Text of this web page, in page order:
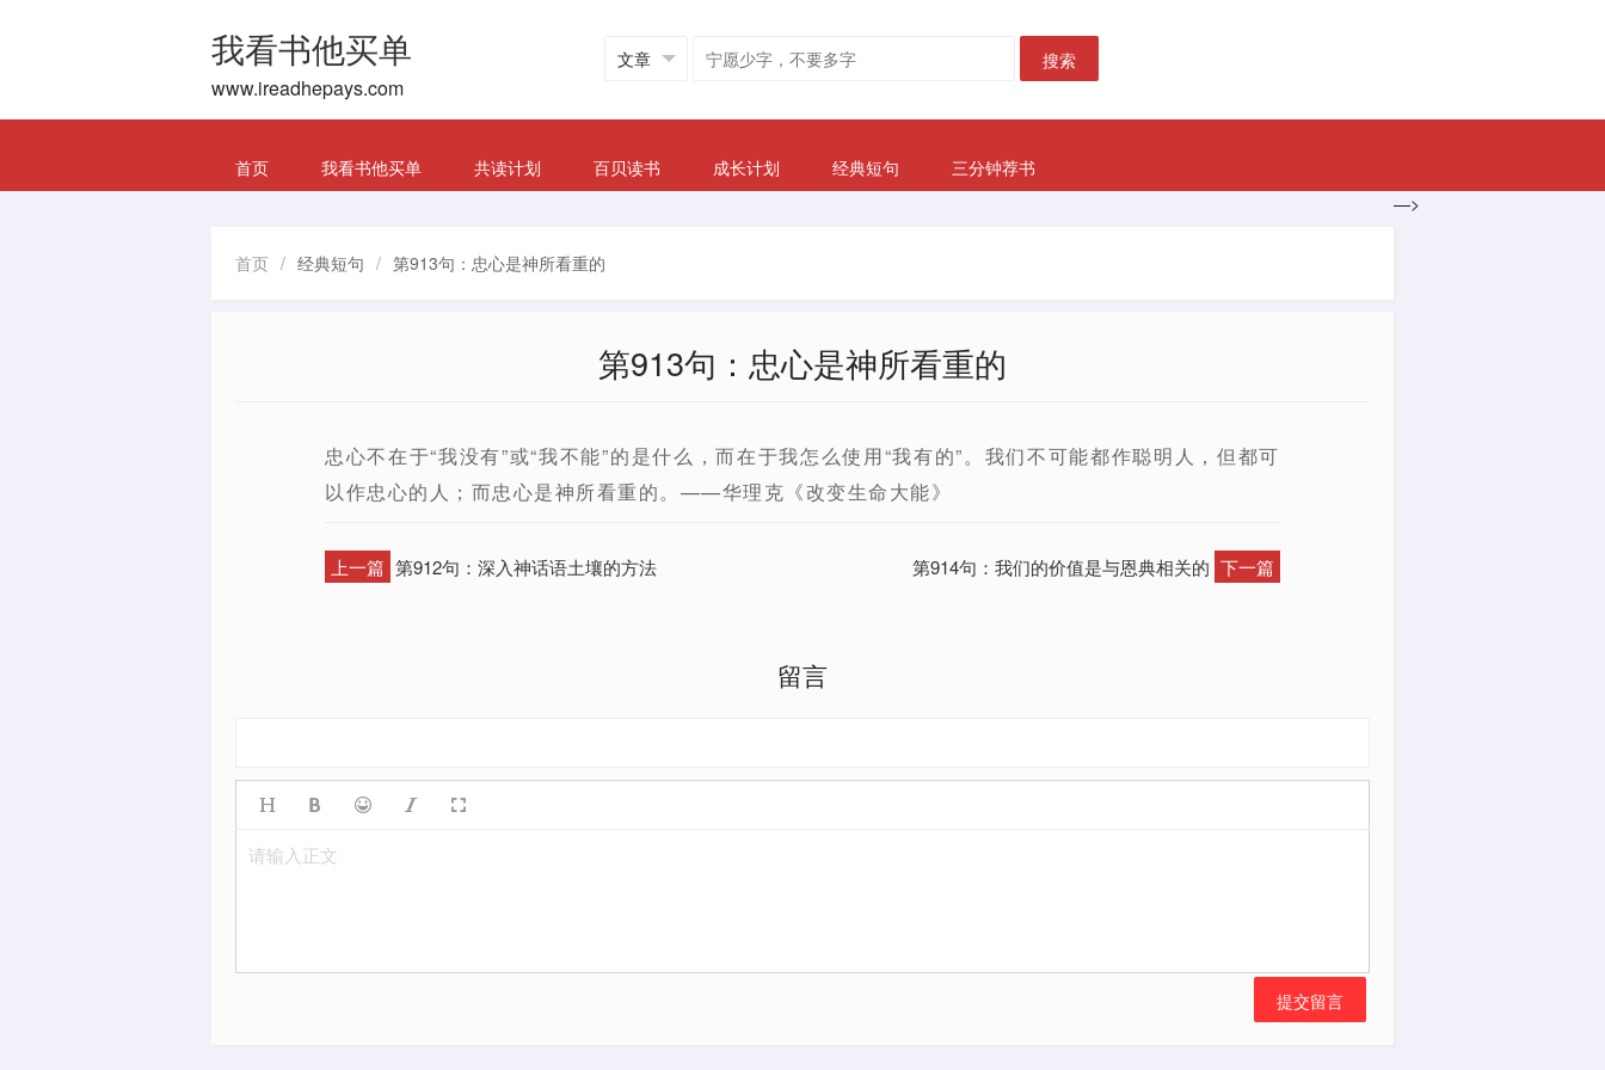
我看书他买单
www.ireadhepays.com
搜索
首页 我看书他买单 共读计划 百贝读书 成长计划 经典短句
三分钟荐书
—>
首页 / 经典短句 / 第913句：忠心是神所看重的
第913句：忠心是神所看重的
忠心不在于“我没有”或“我不能”的是什么，而在于我怎么使用“我有的”。我们不可能都作聪明人，但都可
以作忠心的人；而忠心是神所看重的。——华理克《改变生命大能》
上一篇 第912句：深入神话语土壤的方法 第914句：我们的价值是与恩典相关的 下一篇
留言
请输入正文
提交留言